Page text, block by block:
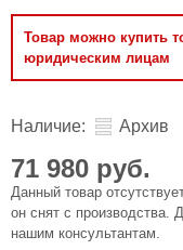
Товар можно купить
юридическим лицам
Наличие: Архив
71 980 руб.
Данный товар
он снят с производства.
нашим консультантам.